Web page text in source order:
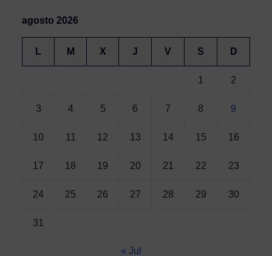
agosto 2026
L M X J V S D
1 2
3 4 5 6 7 8 9
10 11 12 13 14 15 16
17 18 19 20 21 22 23
24 25 26 27 28 29 30
31
« Jul